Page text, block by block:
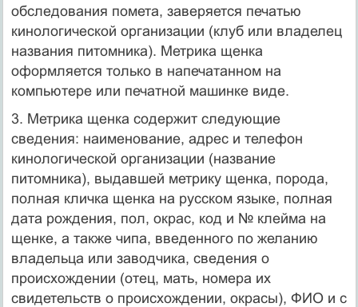
обследования помета, заверяется печатью
кинологической организации (клуб или владелец
названия питомника). Метрика щенка
оформляется только в напечатанном на
компьютере или печатной машинке виде.
3. Метрика щенка содержит следующие
сведения: наименование, адрес и телефон
кинологической организации (название
питомника), выдавшей метрику щенка, порода,
полная кличка щенка на русском языке, полная
дата рождения, пол, окрас, код и № клейма на
щенке, а также чипа, введенного по желанию
владельца или заводчика, сведения о
происхождении (отец, мать, номера их
свидетельств о происхождении, окрасы), ФИО и с